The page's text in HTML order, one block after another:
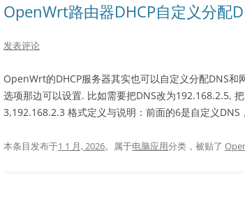
OpenWrt路由器DHCP自定义分配
发表评论
OpenWrt的DHCP服务器其实也可以自定义分配DNS和
选项那边可以设置. 比如需要把DNS改为192.168.2.5,
3,192.168.2.3 格式定义与说明：前面的6是自定义DNS
本条目发布于1 1 月, 2026。属于电脑应用分类，被贴了